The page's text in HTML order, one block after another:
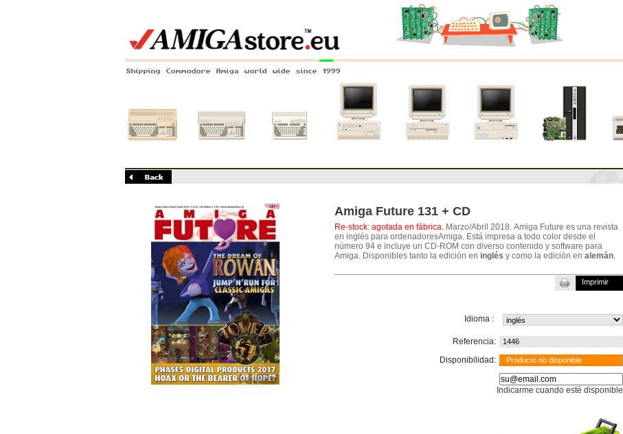
Shipping Commodore Amiga world wide since 1999
Amiga Future 131 + CD
Re-stock: agotada en fábrica. Marzo/Abril 2018. Amiga Future es una revista
en inglés para ordenadoresAmiga. Está impresa a todo color desde el
número 94 e incluye un CD-ROM con diverso contenido y software para
Amiga. Disponibles tanto la edición en inglés y como la edición en alemán.
Imprimir
Idioma :
Referencia: 1446
Disponibilidad: Producto no disponible
Indicarme cuando esté disponible